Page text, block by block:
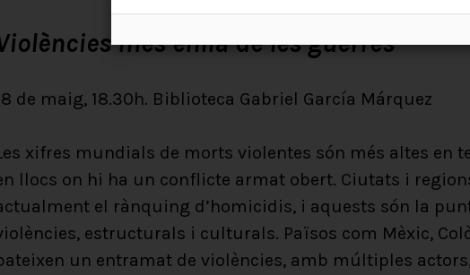
més enllà de les guerres
de maig, 18.30h. Biblioteca Gabriel García Márquez
xifres mundials de morts violentes són més altes en
llocs on hi ha un conflicte armat obert. Ciutats i
el rànquing d’homicidis, i aquests són la
estructurals i culturals. Països com Mèxic,
un entramat de violències, amb múltiples